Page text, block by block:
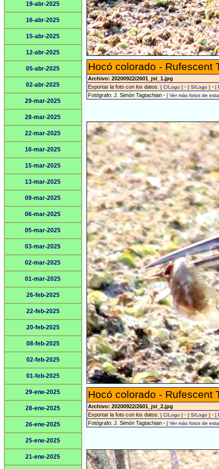
19-abr-2025
16-abr-2025
15-abr-2025
12-abr-2025
05-abr-2025
02-abr-2025
29-mar-2025
28-mar-2025
22-mar-2025
16-mar-2025
15-mar-2025
13-mar-2025
09-mar-2025
06-mar-2025
05-mar-2025
03-mar-2025
02-mar-2025
01-mar-2025
26-feb-2025
22-feb-2025
20-feb-2025
08-feb-2025
02-feb-2025
01-feb-2025
29-ene-2025
28-ene-2025
26-ene-2025
25-ene-2025
21-ene-2025
Hocó colorado - Rufescent
Archivo: 20200922/2601_jst_1.jpg
Exportar la foto con los datos: [ C/Logo ] - [ S/Logo ] - [
Fotógrafo: J. Simón Tagtachian - [ Ver más fotos de
Hocó colorado - Rufescent
Archivo: 20200922/2601_jst_2.jpg
Exportar la foto con los datos: [ C/Logo ] - [ S/Logo ] - [
Fotógrafo: J. Simón Tagtachian - [ Ver más fotos de